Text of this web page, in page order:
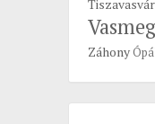
Záhony